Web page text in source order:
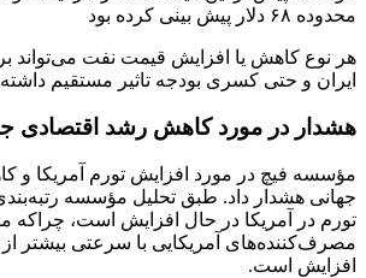
محدوده ۶۸ دلار پیش بینی کرده بود
هر نوع کاهش یا افزایش قیمت نفت می‌تواند
ایران و حتی کسری بودجه تاثیر مستقیم
هشدار در مورد کاهش رشد اقتصادی
مؤسسه فیچ در مورد افزایش تورم آمریکا و
جهانی هشدار داد. طبق تحلیل مؤسسه
تورم در آمریکا در حال افزایش است، چراکه
مصرف‌کننده‌های آمریکایی با سرعتی بیشتر از
افزایش است.